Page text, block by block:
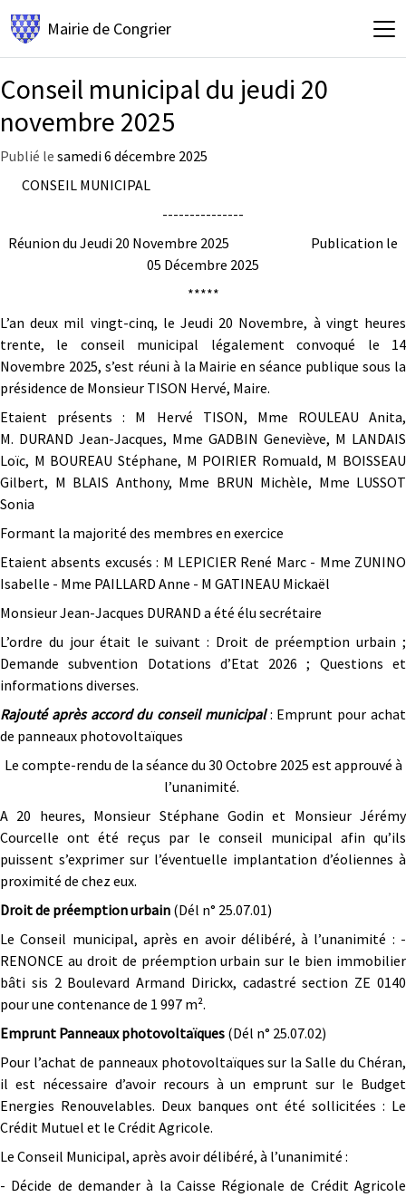
Mairie de Congrier
Conseil municipal du jeudi 20
novembre 2025
Publié le samedi 6 décembre 2025
CONSEIL MUNICIPAL
---------------
Réunion du Jeudi 20 Novembre 2025 Publication le
05 Décembre 2025
*****
L’an deux mil vingt-cinq, le Jeudi 20 Novembre, à vingt heures
trente, le conseil municipal légalement convoqué le 14
Novembre 2025, s’est réuni à la Mairie en séance publique sous la
présidence de Monsieur TISON Hervé, Maire.
Etaient présents : M Hervé TISON, Mme ROULEAU Anita,
M. DURAND Jean-Jacques, Mme GADBIN Geneviève, M LANDAIS
Loïc, M BOUREAU Stéphane, M POIRIER Romuald, M BOISSEAU
Gilbert, M BLAIS Anthony, Mme BRUN Michèle, Mme LUSSOT
Sonia
Formant la majorité des membres en exercice
Etaient absents excusés : M LEPICIER René Marc - Mme ZUNINO
Isabelle - Mme PAILLARD Anne - M GATINEAU Mickaël
Monsieur Jean-Jacques DURAND a été élu secrétaire
L’ordre du jour était le suivant : Droit de préemption urbain ;
Demande subvention Dotations d’Etat 2026 ; Questions et
informations diverses.
Rajouté après accord du conseil municipal: Emprunt pour achat
de panneaux photovoltaïques
Le compte-rendu de la séance du 30 Octobre 2025 est approuvé à
l’unanimité.
A 20 heures, Monsieur Stéphane Godin et Monsieur Jérémy
Courcelle ont été reçus par le conseil municipal afin qu’ils
puissent s’exprimer sur l’éventuelle implantation d’éoliennes à
proximité de chez eux.
Droit de préemption urbain (Dél n° 25.07.01)
Le Conseil municipal, après en avoir délibéré, à l’unanimité : -
RENONCE au droit de préemption urbain sur le bien immobilier
bâti sis 2 Boulevard Armand Dirickx, cadastré section ZE 0140
pour une contenance de 1 997 m².
Emprunt Panneaux photovoltaïques (Dél n° 25.07.02)
Pour l’achat de panneaux photovoltaïques sur la Salle du Chéran,
il est nécessaire d’avoir recours à un emprunt sur le Budget
Energies Renouvelables. Deux banques ont été sollicitées : Le
Crédit Mutuel et le Crédit Agricole.
Le Conseil Municipal, après avoir délibéré, à l’unanimité :
- Décide de demander à la Caisse Régionale de Crédit Agricole